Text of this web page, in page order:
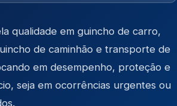
qualidade em guincho de carro,
de caminhão e transporte de
em desempenho, proteção e
seja em ocorrências urgentes ou